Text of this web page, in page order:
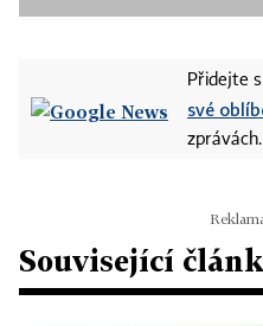
Přidejte
své
zprávách.
Související